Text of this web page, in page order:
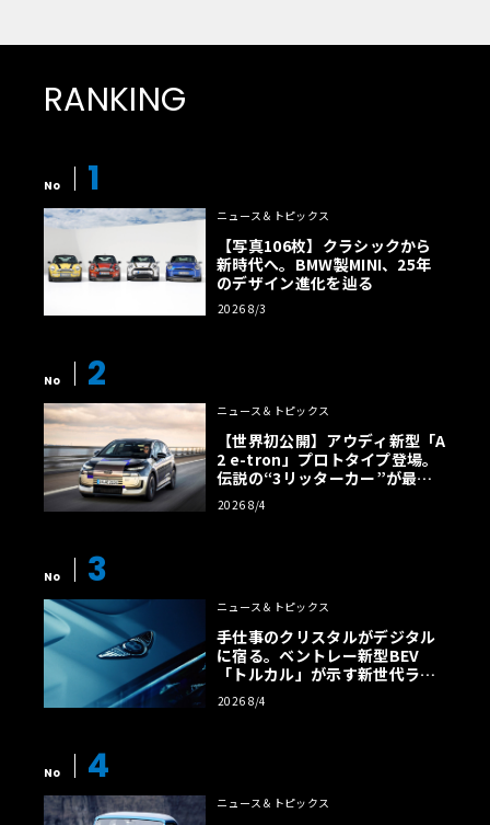
RANKING
No 1
ニュース＆トピックス
【写真106枚】クラシックから
新時代へ。BMW製MINI、25年
のデザイン進化を辿る
2026 8/3
No 2
ニュース＆トピックス
【世界初公開】アウディ新型「A
2 e-tron」プロトタイプ登場。
伝説の“3リッターカー”が最高
効率エントリーBEVとして復活
【画像38枚】
2026 8/4
No 3
ニュース＆トピックス
手仕事のクリスタルがデジタル
に宿る。ベントレー新型BEV
「トルカル」が示す新世代ラグ
ジュアリー
2026 8/4
No 4
ニュース＆トピックス